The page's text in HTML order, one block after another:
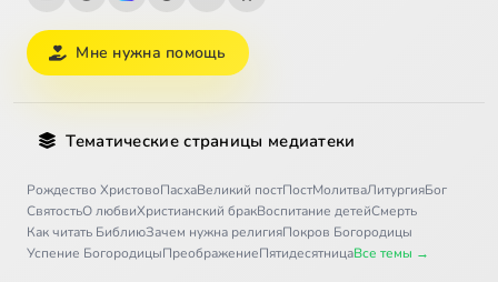
Мне нужна помощь
Тематические страницы медиатеки
Рождество ХристовоПасхаВеликий постПостМолитваЛитургияБог
СвятостьО любвиХристианский бракВоспитание детейСмерть
Как читать БиблиюЗачем нужна религияПокров Богородицы
Успение БогородицыПреображениеПятидесятницаВсе темы →